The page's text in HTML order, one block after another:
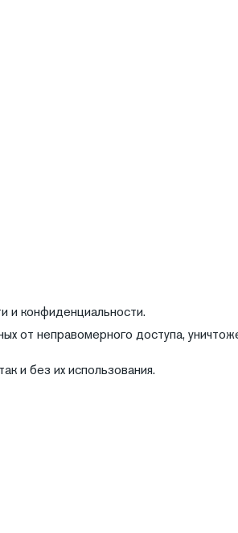
и конфиденциальности.
от неправомерного доступа,
и без их использования.